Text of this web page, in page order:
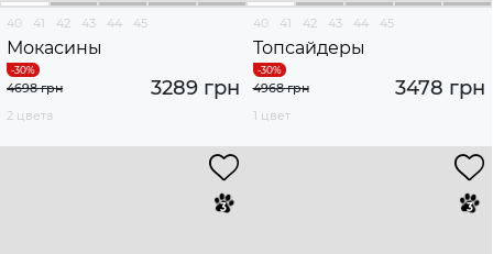
40 41 42 43 44 45
Мокасины
3289 грн
4698 грн
2 цвета
40 41 42 43 44 45
Топсайдеры
3478 грн
4968 грн
1 цвет